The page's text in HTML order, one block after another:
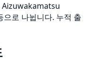
로 나뉩니다. 누적 출